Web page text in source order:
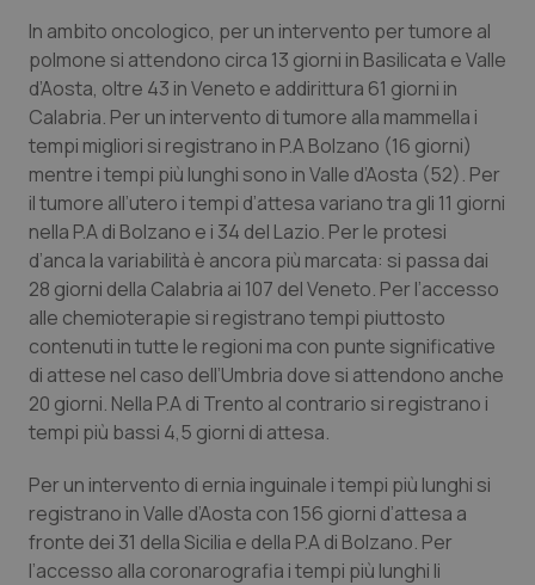
In ambito oncologico, per un intervento per tumore al
polmone si attendono circa 13 giorni in Basilicata e Valle
d’Aosta, oltre 43 in Veneto e addirittura 61 giorni in
Calabria. Per un intervento di tumore alla mammella i
tempi migliori si registrano in P.A Bolzano (16 giorni)
mentre i tempi più lunghi sono in Valle d’Aosta (52). Per
il tumore all’utero i tempi d’attesa variano tra gli 11 giorni
nella P.A di Bolzano e i 34 del Lazio. Per le protesi
d’anca la variabilità è ancora più marcata: si passa dai
28 giorni della Calabria ai 107 del Veneto. Per l’accesso
alle chemioterapie si registrano tempi piuttosto
contenuti in tutte le regioni ma con punte significative
di attese nel caso dell’Umbria dove si attendono anche
20 giorni. Nella P.A di Trento al contrario si registrano i
tempi più bassi 4,5 giorni di attesa.
Per un intervento di ernia inguinale i tempi più lunghi si
registrano in Valle d’Aosta con 156 giorni d’attesa a
fronte dei 31 della Sicilia e della P.A di Bolzano. Per
l’accesso alla coronarografia i tempi più lunghi li